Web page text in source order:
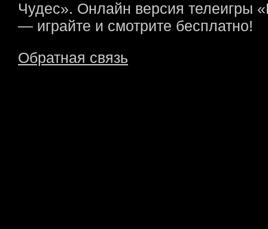
Чудес». Онлайн версия телеигры
— играйте и смотрите бесплатно!
Обратная связь